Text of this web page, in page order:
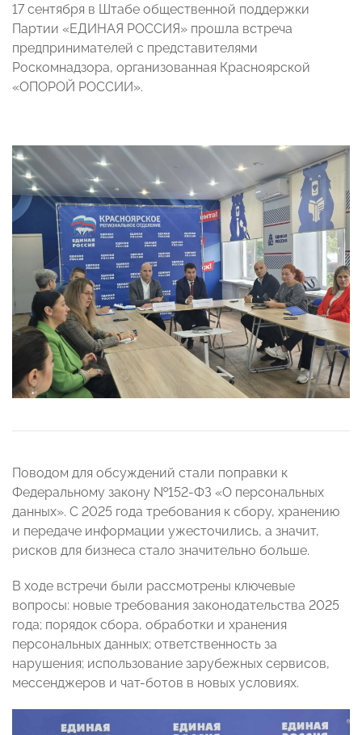
17 сентября в Штабе общественной поддержки
Партии «ЕДИНАЯ РОССИЯ» прошла встреча
предпринимателей с представителями
Роскомнадзора, организованная Красноярской
«ОПОРОЙ РОССИИ».
Поводом для обсуждений стали поправки к
Федеральному закону №152-ФЗ «О персональных
данных». С 2025 года требования к сбору, хранению
и передаче информации ужесточились, а значит,
рисков для бизнеса стало значительно больше.
В ходе встречи были рассмотрены ключевые
вопросы: новые требования законодательства 2025
года; порядок сбора, обработки и хранения
персональных данных; ответственность за
нарушения; использование зарубежных сервисов,
мессенджеров и чат-ботов в новых условиях.